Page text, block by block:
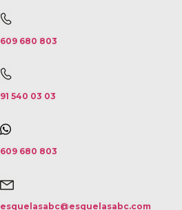
609 680 803
91 540 03 03
609 680 803
esquelasabc@esquelasabc.com